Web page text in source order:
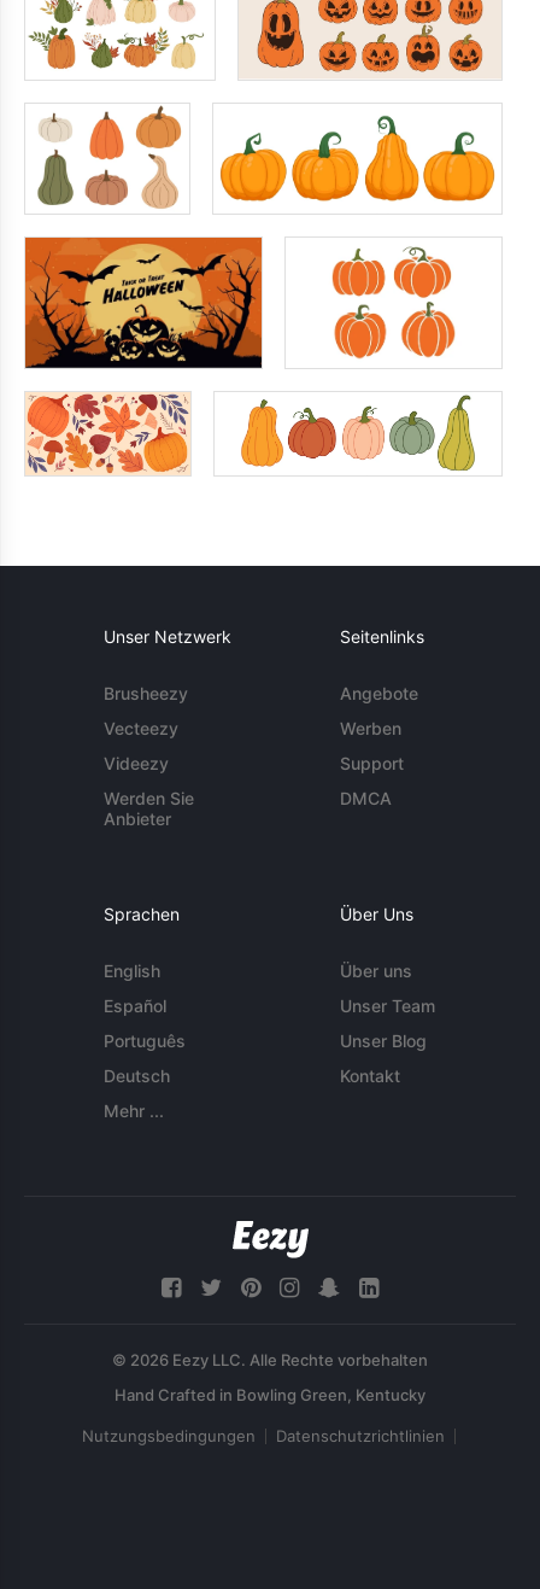
Unser Netzwerk
Brusheezy
Vecteezy
Videezy
Werden Sie
Anbieter
Seitenlinks
Angebote
Werben
Support
DMCA
Sprachen
English
Español
Português
Deutsch
Mehr ...
Über Uns
Über uns
Unser Team
Unser Blog
Kontakt
© 2026 Eezy LLC. Alle Rechte vorbehalten
Nutzungsbedingungen Datenschutzrichtlinien